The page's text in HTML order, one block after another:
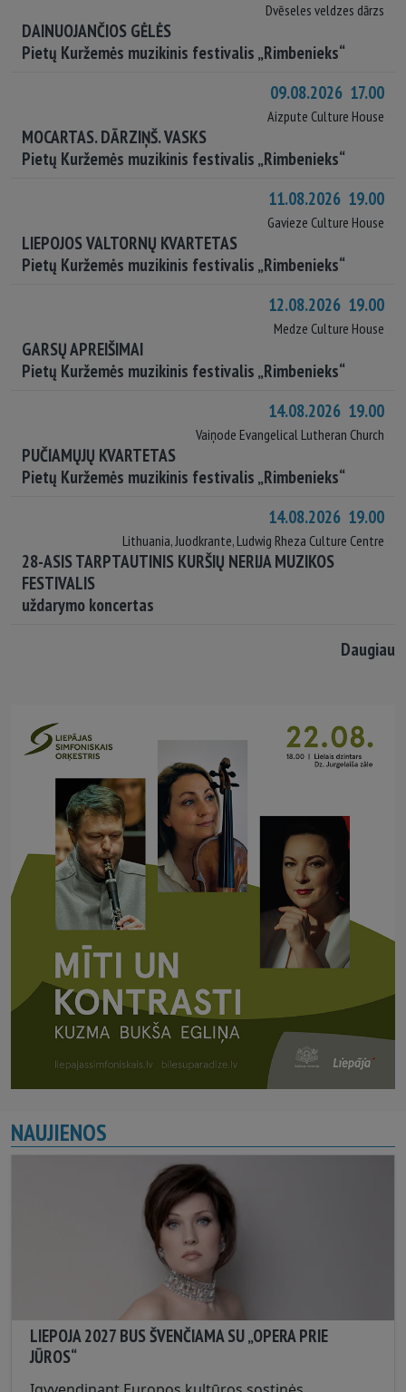
Dvēseles veldzes dārzs
DAINUOJANČIOS GĖLĖS
Pietų Kuržemės muzikinis festivalis „Rimbenieks“
09.08.2026 17.00
Aizpute Culture House
MOCARTAS. DĀRZIŅŠ. VASKS
Pietų Kuržemės muzikinis festivalis „Rimbenieks“
11.08.2026 19.00
Gavieze Culture House
LIEPOJOS VALTORNŲ KVARTETAS
Pietų Kuržemės muzikinis festivalis „Rimbenieks“
12.08.2026 19.00
Medze Culture House
GARSŲ APREIŠIMAI
Pietų Kuržemės muzikinis festivalis „Rimbenieks“
14.08.2026 19.00
Vaiņode Evangelical Lutheran Church
PUČIAMŲJŲ KVARTETAS
Pietų Kuržemės muzikinis festivalis „Rimbenieks“
14.08.2026 19.00
Lithuania, Juodkrante, Ludwig Rheza Culture Centre
28-ASIS TARPTAUTINIS KURŠIŲ NERIJA MUZIKOS
FESTIVALIS
uždarymo koncertas
Daugiau
NAUJIENOS
LIEPOJA 2027 BUS ŠVENČIAMA SU „OPERA PRIE
JŪROS“